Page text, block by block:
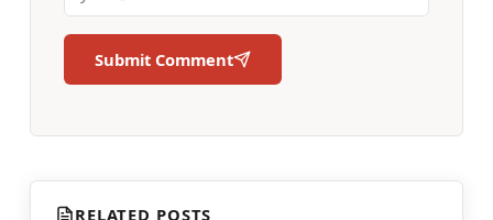
Submit Comment
RELATED POSTS